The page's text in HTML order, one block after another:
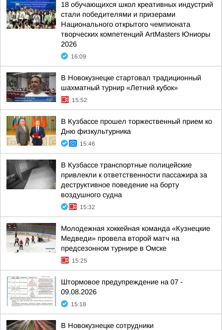
18 обучающихся школ креативных индустрий
стали победителями и призерами
Национального открытого чемпионата
творческих компетенций ArtMasters Юниоры
2026
16:09
В Новокузнецке стартовал традиционный
шахматный турнир «Летний кубок»
15:52
В Кузбассе прошел торжественный прием ко
Дню физкультурника
15:46
В Кузбассе транспортные полицейские
привлекли к ответственности пассажира за
деструктивное поведение на борту
воздушного судна
15:32
Молодежная хоккейная команда «Кузнецкие
Медведи» провела второй матч на
предсезонном турнире в Омске
15:25
Штормовое предупреждение на 07 -
09.08.2026
15:18
В Новокузнецке сотрудники